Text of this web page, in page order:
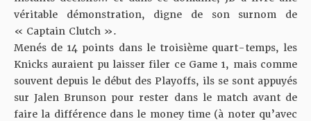
véritable démonstration, digne de son surnom de
« Captain Clutch ».
Menés de 14 points dans le troisième quart-temps, les
Knicks auraient pu laisser filer ce Game 1, mais comme
souvent depuis le début des Playoffs, ils se sont appuyés
sur Jalen Brunson pour rester dans le match avant de
faire la différence dans le money time (à noter qu’avec